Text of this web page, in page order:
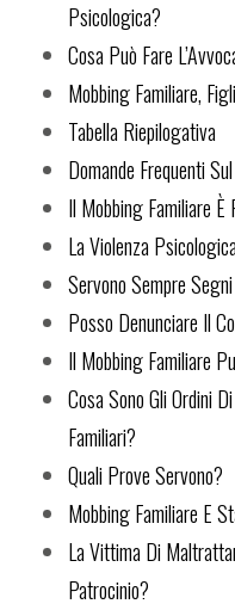
Psicologica?
Cosa Può Fare
Mobbing Familiare,
Tabella Riepilogativa
Domande Frequenti
Il Mobbing Familiare
La Violenza
Servono Sempre
Posso Denunciare Il
Il Mobbing Familiare
Cosa Sono Gli Ordini
Familiari?
Quali Prove Servono?
Mobbing Familiare E
La Vittima Di
Patrocinio?